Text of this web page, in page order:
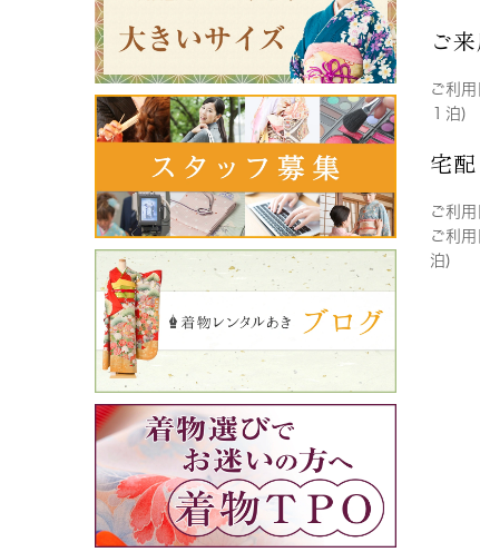
ご
ご利
１泊)
宅
ご利
ご利
泊)